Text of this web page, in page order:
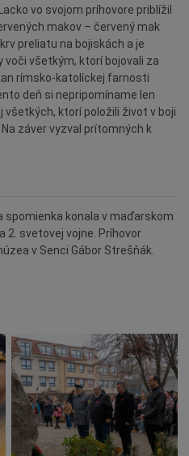
vo svojom príhovore priblížil
makov – červený mak
preliatu na bojiskách a je
voči všetkým, ktorí bojovali za
rímsko-katolíckej farnosti
deň si nepripomíname len
všetkých, ktorí položili život v boji
záver vyzval prítomných k
spomienka konala v maďarskom
2. svetovej vojne. Príhovor
v Senci Gábor Strešňák.